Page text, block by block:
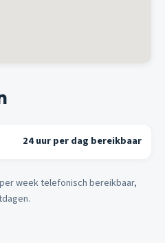
24 uur per dag bereikbaar
week telefonisch bereikbaar,